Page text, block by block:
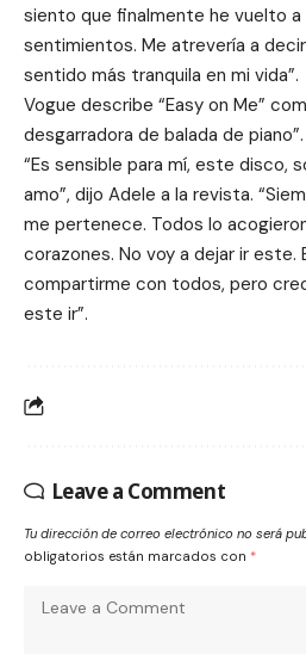
siento que finalmente he vuelto
sentimientos. Me atrevería a
sentido más tranquila en mi vida”.
Vogue describe “Easy on Me”
desgarradora de balada de piano”.
“Es sensible para mí, este disco,
amo”, dijo Adele a la revista.
me pertenece. Todos lo
corazones. No voy a dejar ir este.
compartirme con todos, pero
este ir”.
Leave a Comment
Tu dirección de correo electrónico no será
obligatorios están marcados con *